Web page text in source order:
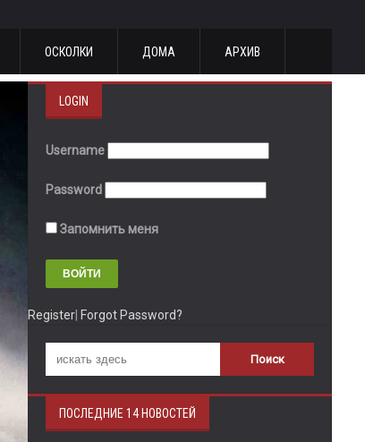
ОСКОЛКИ ДОМА АРХИВ
LOGIN
Username
Password
Запомнить меня
Register Forgot Password?
ПОСЛЕДНИЕ 14 НОВОСТЕЙ